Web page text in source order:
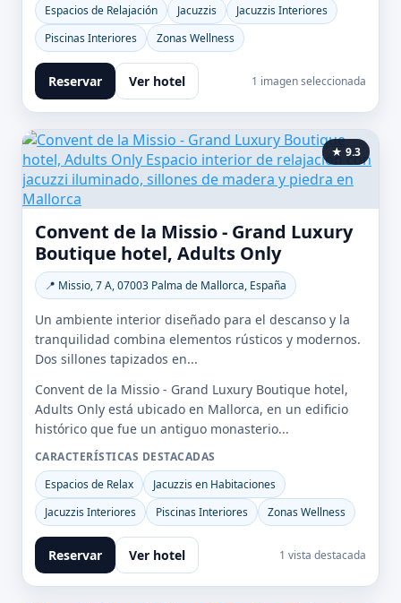
Espacios de Relajación Jacuzzis
Jacuzzis Interiores
Piscinas Interiores
Zonas Wellness
Reservar Ver hotel 1 imagen seleccionada
★ 9.3
Convent de la Missio - Grand Luxury
Boutique hotel, Adults Only
📍 Missio, 7 A, 07003 Palma de Mallorca, España
Un ambiente interior diseñado para el descanso y la
tranquilidad combina elementos rústicos y modernos.
Dos sillones tapizados en...
Convent de la Missio - Grand Luxury Boutique hotel,
Adults Only está ubicado en Mallorca, en un edificio
histórico que fue un antiguo monasterio...
CARACTERÍSTICAS DESTACADAS
Espacios de Relax
Jacuzzis en Habitaciones
Jacuzzis Interiores
Piscinas Interiores Zonas Wellness
Reservar Ver hotel 1 vista destacada